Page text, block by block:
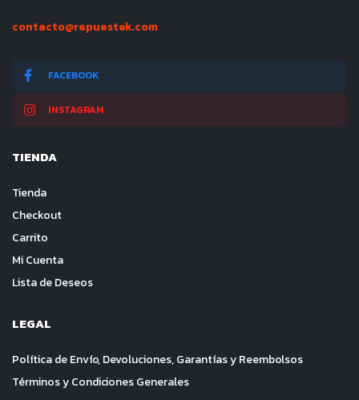
contacto@repuestek.com
FACEBOOK
INSTAGRAM
TIENDA
Tienda
Checkout
Carrito
Mi Cuenta
Lista de Deseos
LEGAL
Política de Envío, Devoluciones, Garantías y Reembolsos
Términos y Condiciones Generales